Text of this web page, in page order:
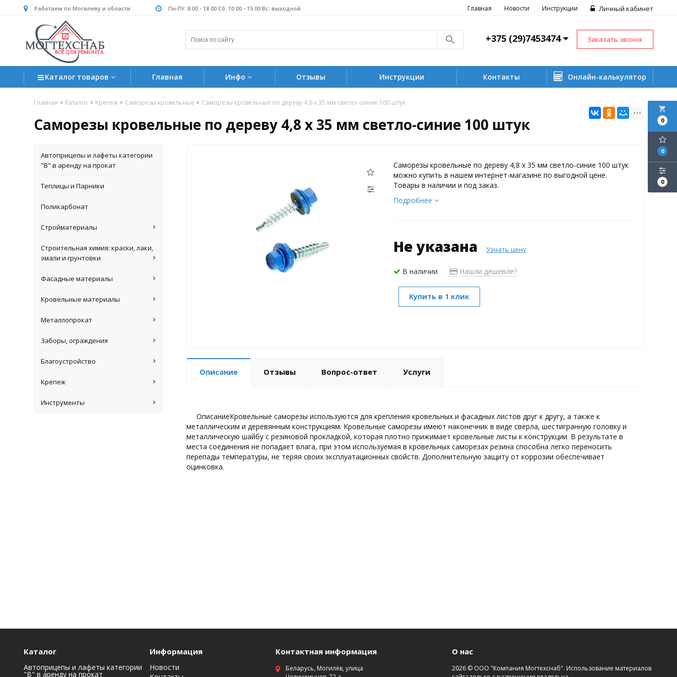
Работаем по Могилеву и области Пн-Пт: 8 00 - 18 00 Сб: 10 00 - 15 00 Вс: выходной Личный кабинет
Главная Новости Инструкции
+375 (29)7453474 Заказать звонок
Каталог товаров Главная Инфо Отзывы Инструкции Контакты Онлайн-калькулятор
Главная Каталог Крепеж Саморезы кровельные Саморезы кровельные по дереву 4,8 х 35 мм светло-синие 100 штук
Саморезы кровельные по дереву 4,8 х 35 мм светло-синие 100 штук
local_grocery_store
0
0
0
Автоприцепы и лафеты категории
"B" в аренду на прокат
Теплицы и Парники
Поликарбонат
Стройматериалы
Строительная химия: краски, лаки,
эмали и грунтовки
Фасадные материалы
Кровельные материалы
Металлопрокат
Заборы, ограждения
Благоустройство
Крепеж
Инструменты
Саморезы кровельные по дереву 4,8 х 35 мм светло-синие 100 штук
можно купить в нашем интернет-магазине по выгодной цене.
Товары в наличии и под заказ.
Подробнее
Не указана Узнать цену
В наличии Нашли дешевле?
Купить в 1 клик
Описание Отзывы Вопрос-ответ Услуги
ОписаниеКровельные саморезы используются для крепления кровельных и фасадных листов друг к другу, а также к
металлическим и деревянным конструкциям. Кровельные саморезы имеют наконечник в виде сверла, шестигранную головку и
металлическую шайбу с резиновой прокладкой, которая плотно прижимает кровельные листы к конструкции. В результате в
места соединения не попадает влага, при этом используемая в кровельных саморезах резина способна легко переносить
перепады температуры, не теряя своих эксплуатационных свойств. Дополнительную защиту от коррозии обеспечивает
оцинковка.
Каталог
Автоприцепы и лафеты категории
"B" в аренду на прокат
Информация
Новости
Контактная информация
Беларусь, Могилёв, улица
О нас
2026 © ООО "Компания Могтехснаб". Использование материалов